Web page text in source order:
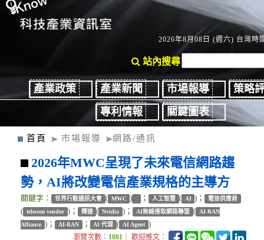
2026年8月08日 (週六) 台灣時
站內搜尋
產業政策 產業新聞 市場報導
策略
專利情報
關鍵圖表
首頁 市場報導 網路/通訊
2026年MWC呈現了未來電信網路趨
勢，AI將改變電信產業規格的主導方
關鍵字： 世界行動通訊大會 ( MWC ) ； 人工智慧 ( AI )； 電信供應商
( telecom vendor )； 輝達 ( Nvidia )； AI無線接取網路聯盟 (
AI-RAN
Alliance )； AI-RAN ； AI 代理 ( AI Agent )
瀏覽次數： 1801 ｜ 歡迎推文：